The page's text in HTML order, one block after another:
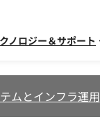
ノロジー＆サポート
ムとインフラ運用